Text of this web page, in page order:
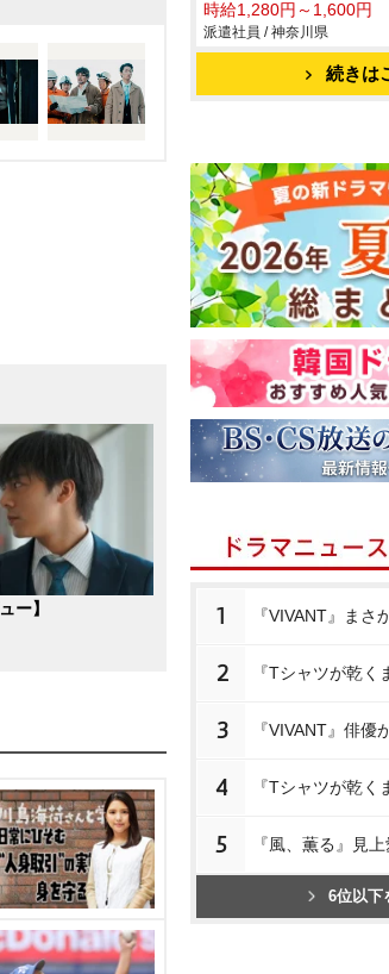
ー】
時給1,280円～1,600円
派遣社員 / 神奈川県
続きは
1 『VIVANT』まさ
2 『Tシャツが乾
3 『VIVANT』俳優
4 『Tシャツが乾
5 『風、薫る』見
6位以下